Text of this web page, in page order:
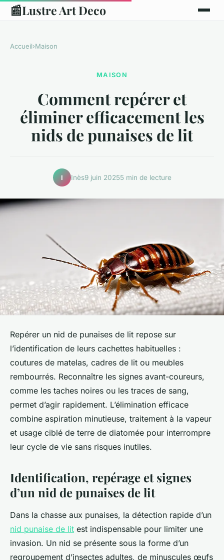
📰Lustre Art Deco
Accueil›Maison
MAISON
Comment repérer et
éliminer efficacement les
nids de punaises de lit
I Inès9 juin 20255 min de lecture
Repérer un nid de punaises de lit repose sur
l’identification de leurs cachettes habituelles :
coutures de matelas, cadres de lit ou meubles
rembourrés. Reconnaître les signes avant-coureurs,
comme les taches noires ou les traces de sang,
permet d’agir rapidement. L’élimination efficace
combine aspiration minutieuse, traitement à la vapeur
et usage ciblé de terre de diatomée pour interrompre
leur cycle de vie sans risques inutiles.
Identification, repérage et signes
d’un nid de punaises de lit
Dans la chasse aux punaises, la détection rapide d’un
nid punaise de lit est indispensable pour limiter une
invasion. Un nid se présente sous la forme d’un
regroupement d’insectes adultes, de minuscules œufs